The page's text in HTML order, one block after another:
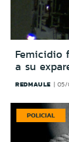
Femicidio
a su
REDMAULE 05/
POLICIAL